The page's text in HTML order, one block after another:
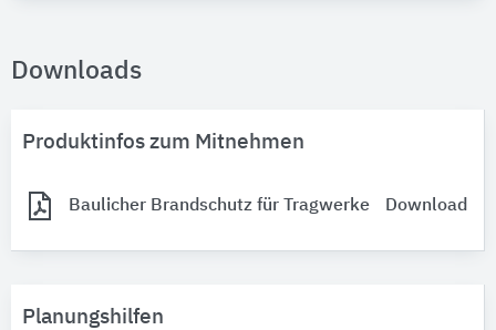
Downloads
Produktinfos zum Mitnehmen
Baulicher Brandschutz für Tragwerke Download
Planungshilfen